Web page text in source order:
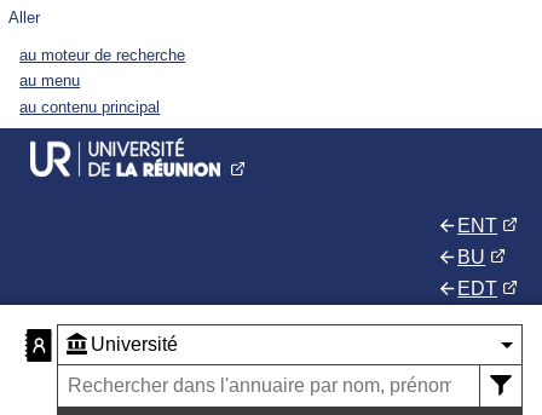
Aller
au moteur de recherche
au menu
au contenu principal
ENT
BU
EDT